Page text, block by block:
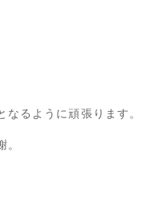
るように頑張ります。